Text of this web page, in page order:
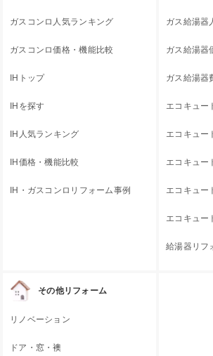
ガスコンロ人気ランキング
ガスコンロ価格・機能比較
IHトップ
IHを探す
IH人気ランキング
IH価格・機能比較
IH・ガスコンロリフォーム事例
ガス給湯器
ガス給湯器
ガス給湯器
エコキュー
エコキュー
エコキュー
エコキュー
エコキュー
給湯器リフ
その他リフォーム
リノベーション
ドア・窓・襖